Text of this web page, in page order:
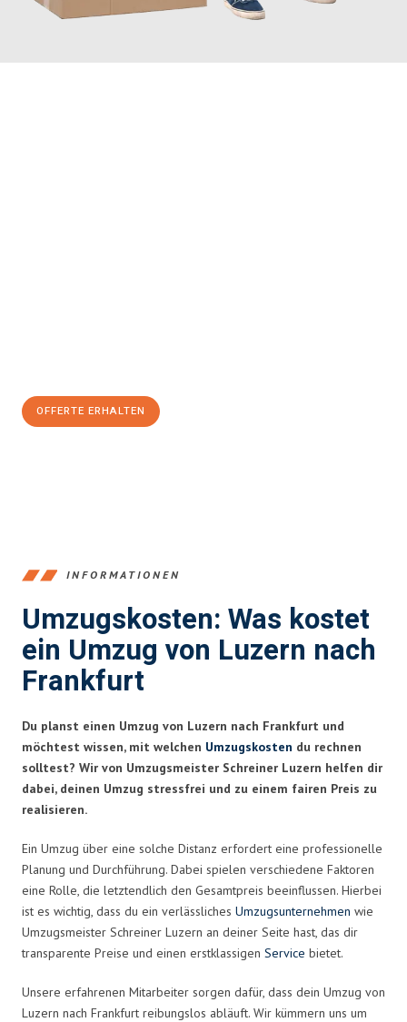
OFFERTE ERHALTEN
INFORMATIONEN
Umzugskosten: Was kostet
ein Umzug von Luzern nach
Frankfurt
Du planst einen Umzug von Luzern nach Frankfurt und
möchtest wissen, mit welchen Umzugskosten du rechnen
solltest? Wir von Umzugsmeister Schreiner Luzern helfen dir
dabei, deinen Umzug stressfrei und zu einem fairen Preis zu
realisieren.
Ein Umzug über eine solche Distanz erfordert eine professionelle
Planung und Durchführung. Dabei spielen verschiedene Faktoren
eine Rolle, die letztendlich den Gesamtpreis beeinflussen. Hierbei
ist es wichtig, dass du ein verlässliches Umzugsunternehmen wie
Umzugsmeister Schreiner Luzern an deiner Seite hast, das dir
transparente Preise und einen erstklassigen Service bietet.
Unsere erfahrenen Mitarbeiter sorgen dafür, dass dein Umzug von
Luzern nach Frankfurt reibungslos abläuft. Wir kümmern uns um